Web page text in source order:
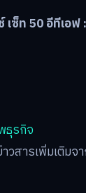
ซ็ท 50 อีทีเอฟ
ธุรกิจ
สารเพิ่มเติมจา